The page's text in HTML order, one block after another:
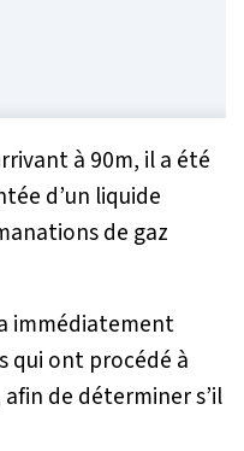
à 90m, il a été
d’un liquide
de gaz
immédiatement
qui ont procédé à
de déterminer s’il